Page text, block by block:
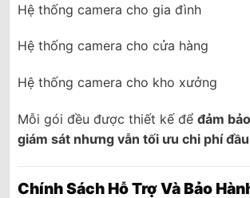
Hệ thống camera cho gia đình
Hệ thống camera cho cửa hàng
Hệ thống camera cho kho xưởng
Mỗi gói đều được thiết kế để đảm
giám sát nhưng vẫn tối ưu chi phí
Chính Sách Hỗ Trợ Và Bảo